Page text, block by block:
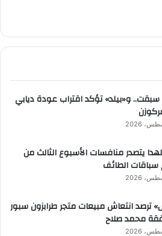
و«بيلد» تؤكد اقتراب عودة ديابي
يتصدر منافسات الأسبوع الثالث من
الطائف
ترصد انتعاش مبيعات متجر طرابزون سبور
محمد صلاح